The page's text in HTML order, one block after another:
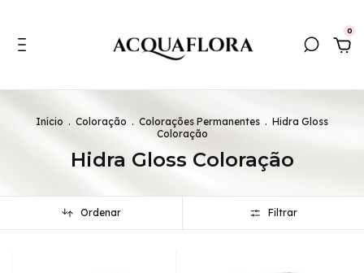
0
Início . Coloração . Colorações Permanentes . Hidra Gloss
Coloração
Hidra Gloss Coloração
Ordenar Filtrar